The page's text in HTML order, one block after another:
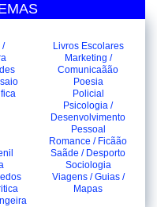
/
Livros Escolares
Marketing /
Comunicaãão
Poesia
Policial
Psicologia /
Desenvolvimento
Pessoal
Romance / Ficãão
Saãde / Desporto
Sociologia
Viagens / Guias /
Mapas